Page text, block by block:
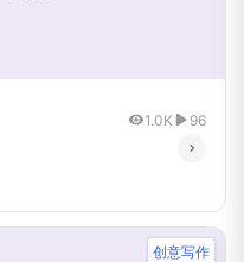
1.0K 96
创意写作